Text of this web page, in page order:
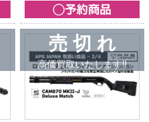
売 切 れ
高価買取いたします!!